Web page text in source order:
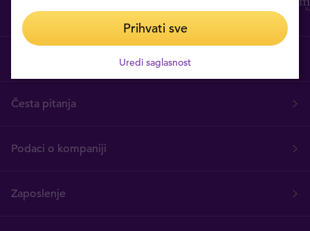
Česta pitanja
Podaci o kompaniji
Zaposlenje
Prihvati sve
Uredi saglasnost